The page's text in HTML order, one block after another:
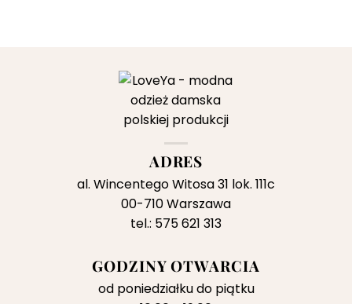
ADRES
al. Wincentego Witosa 31 lok. 111c
00-710 Warszawa
tel.: 575 621 313
GODZINY OTWARCIA
od poniedziałku do piątku